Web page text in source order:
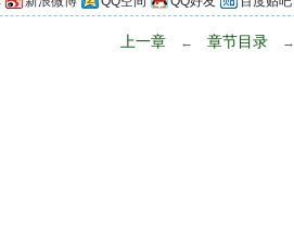
上一章 ← 章节目录 →